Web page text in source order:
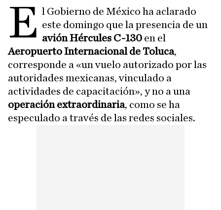
E l Gobierno de México ha aclarado
este domingo que la presencia de un
avión Hércules C-130 en el
Aeropuerto Internacional de Toluca,
corresponde a «un vuelo autorizado por las
autoridades mexicanas, vinculado a
actividades de capacitación», y no a una
operación extraordinaria, como se ha
especulado a través de las redes sociales.